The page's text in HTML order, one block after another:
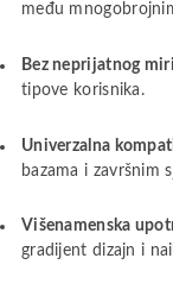
među
Bez neprijatnog
tipove korisnika.
Univerzalna
bazama i završnim
Višenamenska
gradijent dizajn i